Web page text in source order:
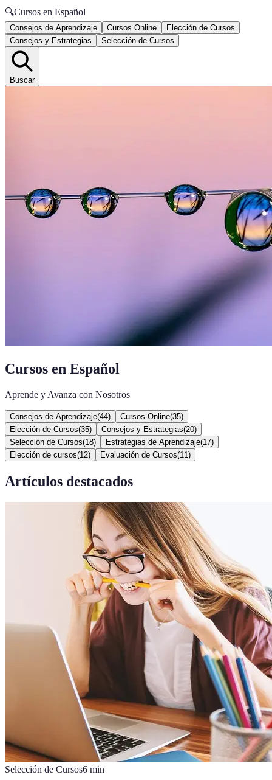
🔍Cursos en Español
Consejos de Aprendizaje Cursos Online
Elección de Cursos
Consejos y Estrategias
Selección de Cursos
Buscar
Cursos en Español
Aprende y Avanza con Nosotros
Consejos de Aprendizaje(44) Cursos Online(35)
Elección de Cursos(35) Consejos y Estrategias(20)
Selección de Cursos(18) Estrategias de Aprendizaje(17)
Elección de cursos(12) Evaluación de Cursos(11 )
Artículos destacados
Selección de Cursos6 min